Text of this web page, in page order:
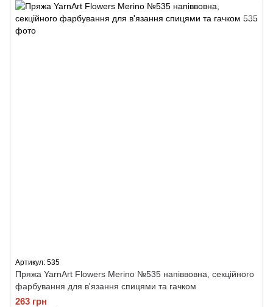
Артикул: 535
Пряжа YarnArt Flowers Merino №535 напіввовна, секційного
фарбування для в'язання спицями та гачком
263 грн